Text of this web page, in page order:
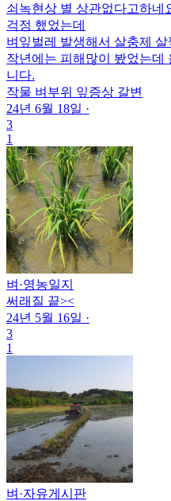
쇠녹현상 별 상관없다고하네
걱정 했었는데
벼잎벌레 발생해서 살충제
작년에는 피해많이 봤었는데
니다.
작물 벼 부위 잎증상 갈변
24년 6월 18일 ·
3
1
벼 ·영농일지
써래질 끝><
24년 5월 16일 ·
3
1
벼 ·자유게시판